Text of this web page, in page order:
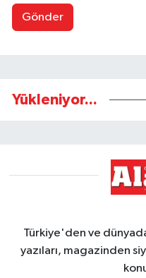
Gönder
Yükleniyor...
Türkiye'den ve
yazıları, magazinden